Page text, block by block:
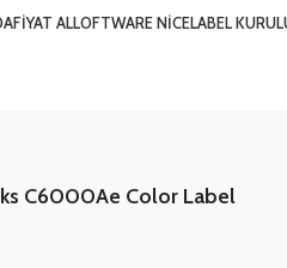
FIYAT ALLOFTWARE NICELABEL
C6000Ae Color Label